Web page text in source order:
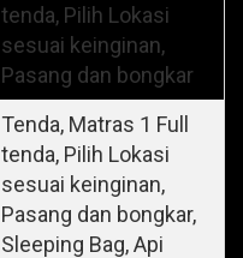
tenda, Pilih Lokasi
sesuai keinginan,
Pasang dan bongkar
Tenda, Matras 1 Full
tenda, Pilih Lokasi
sesuai keinginan,
Pasang dan bongkar,
Sleeping Bag, Api